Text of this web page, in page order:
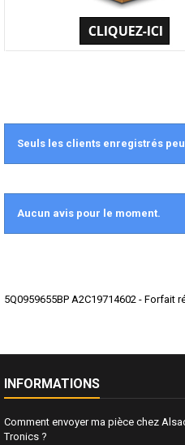
Seuls les clients enregistrés
Aucun avis pour le moment.
5Q0959655BP A2C19714602 - Forfait
INFORMATIONS
Comment envoyer ma pièce chez
Tronics ?